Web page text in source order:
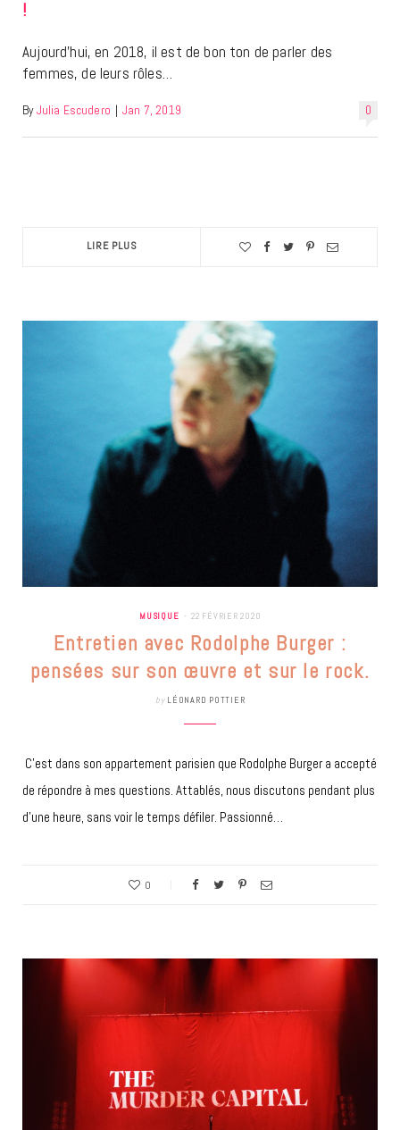
!
Aujourd’hui, en 2018, il est de bon ton de parler des
femmes, de leurs rôles…
0
By Julia Escudero | Jan 7, 2019
LIRE PLUS
MUSIQUE 22 FÉVRIER 2020
Entretien avec Rodolphe Burger :
pensées sur son œuvre et sur le rock.
by LÉONARD POTTIER
C’est dans son appartement parisien que Rodolphe Burger a accepté
de répondre à mes questions. Attablés, nous discutons pendant plus
d’une heure, sans voir le temps défiler. Passionné…
0